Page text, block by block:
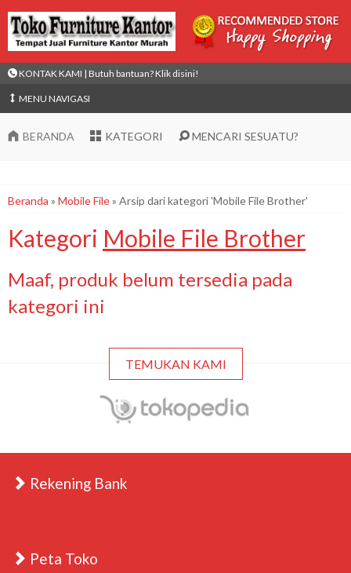
KONTAK KAMI | Butuh bantuan? Klik disini!
MENU NAVIGASI
BERANDA KATEGORI MENCARI SESUATU?
Beranda » Mobile File» Arsip dari kategori 'Mobile File Brother'
Kategori Mobile File Brother
Maaf, produk belum tersedia pada
kategori ini
TEMUKAN KAMI
Rekening Bank
Peta Toko